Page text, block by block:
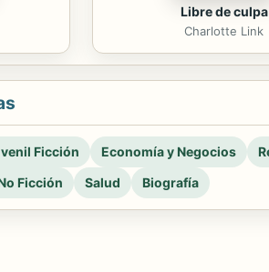
Libre de culpa
Charlotte Link
Ficción Economía y Negocios
Ficción
Salud Biografía